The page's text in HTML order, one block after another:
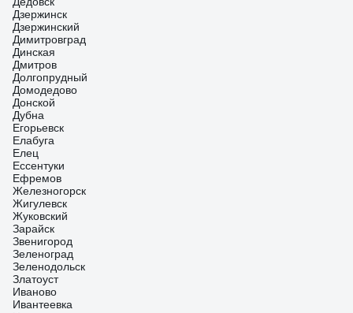
Дзержинск
Дзержинский
Димитровград
Динская
Дмитров
Долгопрудный
Домодедово
Донской
Дубна
Егорьевск
Елабуга
Елец
Ессентуки
Ефремов
Железногорск
Жигулевск
Жуковский
Зарайск
Звенигород
Зеленоград
Зеленодольск
Златоуст
Иваново
Ивантеевка